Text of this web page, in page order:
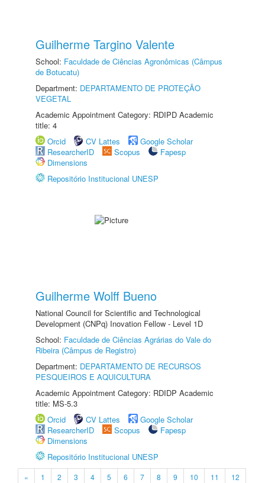
Guilherme Targino Valente
School: Faculdade de Ciências Agronômicas (Câmpus
de Botucatu)
Department: DEPARTAMENTO DE PROTEÇÃO
VEGETAL
Academic Appointment Category: RDIPD Academic
title: 4
Orcid
CV Lattes
Google Scholar
ResearcherID
Scopus
Fapesp
Dimensions
Repositório Institucional UNESP
Guilherme Wolff Bueno
National Council for Scientific and Technological
Development (CNPq) Inovation Fellow - Level 1D
School: Faculdade de Ciências Agrárias do Vale do
Ribeira (Câmpus de Registro)
Department: DEPARTAMENTO DE RECURSOS
PESQUEIROS E AQUICULTURA
Academic Appointment Category: RDIDP Academic
title: MS-5.3
Orcid
CV Lattes
Google Scholar
ResearcherID
Scopus
Fapesp
Dimensions
Repositório Institucional UNESP
« 1 2 3 4 5 6 7 8 9 10 11
12